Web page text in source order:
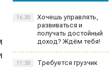
Хочешь управлять,
развиваться и
получать достойный
доход? Ждём тебя!
16:30
Требуется грузчик
11:38